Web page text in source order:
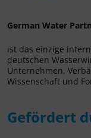
German Water
ist das einzige
deutschen
Unternehmen,
Wissenschaft und
Gefördert